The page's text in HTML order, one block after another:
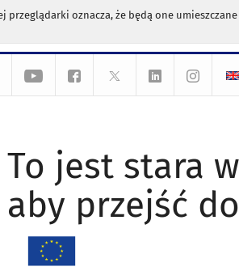
oznacza, że będą one
To jest stara
aby przejść